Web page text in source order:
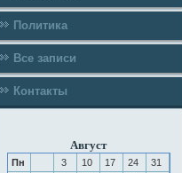
Политика
Все записи
Контакты
Август
Пн 3 10 17 24
31